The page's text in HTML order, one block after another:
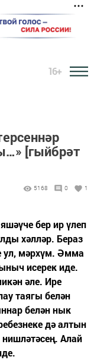
16+
[гыйбрәт
5168 0 1
бер ир үлеп
хәлләр. Бераз
ул, мәрхүм. Әмма
исерек иде.
әле. Ире
таягы белән
белән нык
дә алтын
нишләтәсең. Алай